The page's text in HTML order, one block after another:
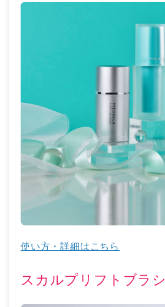
使い方・詳細はこちら
スカルプリフトブラシ